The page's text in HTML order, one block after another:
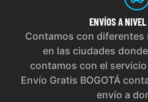
ENVÍOS A NIVEL
Contamos con diferentes
en las ciudades
contamos con el
Envío Gratis BOGOTÁ
envío a